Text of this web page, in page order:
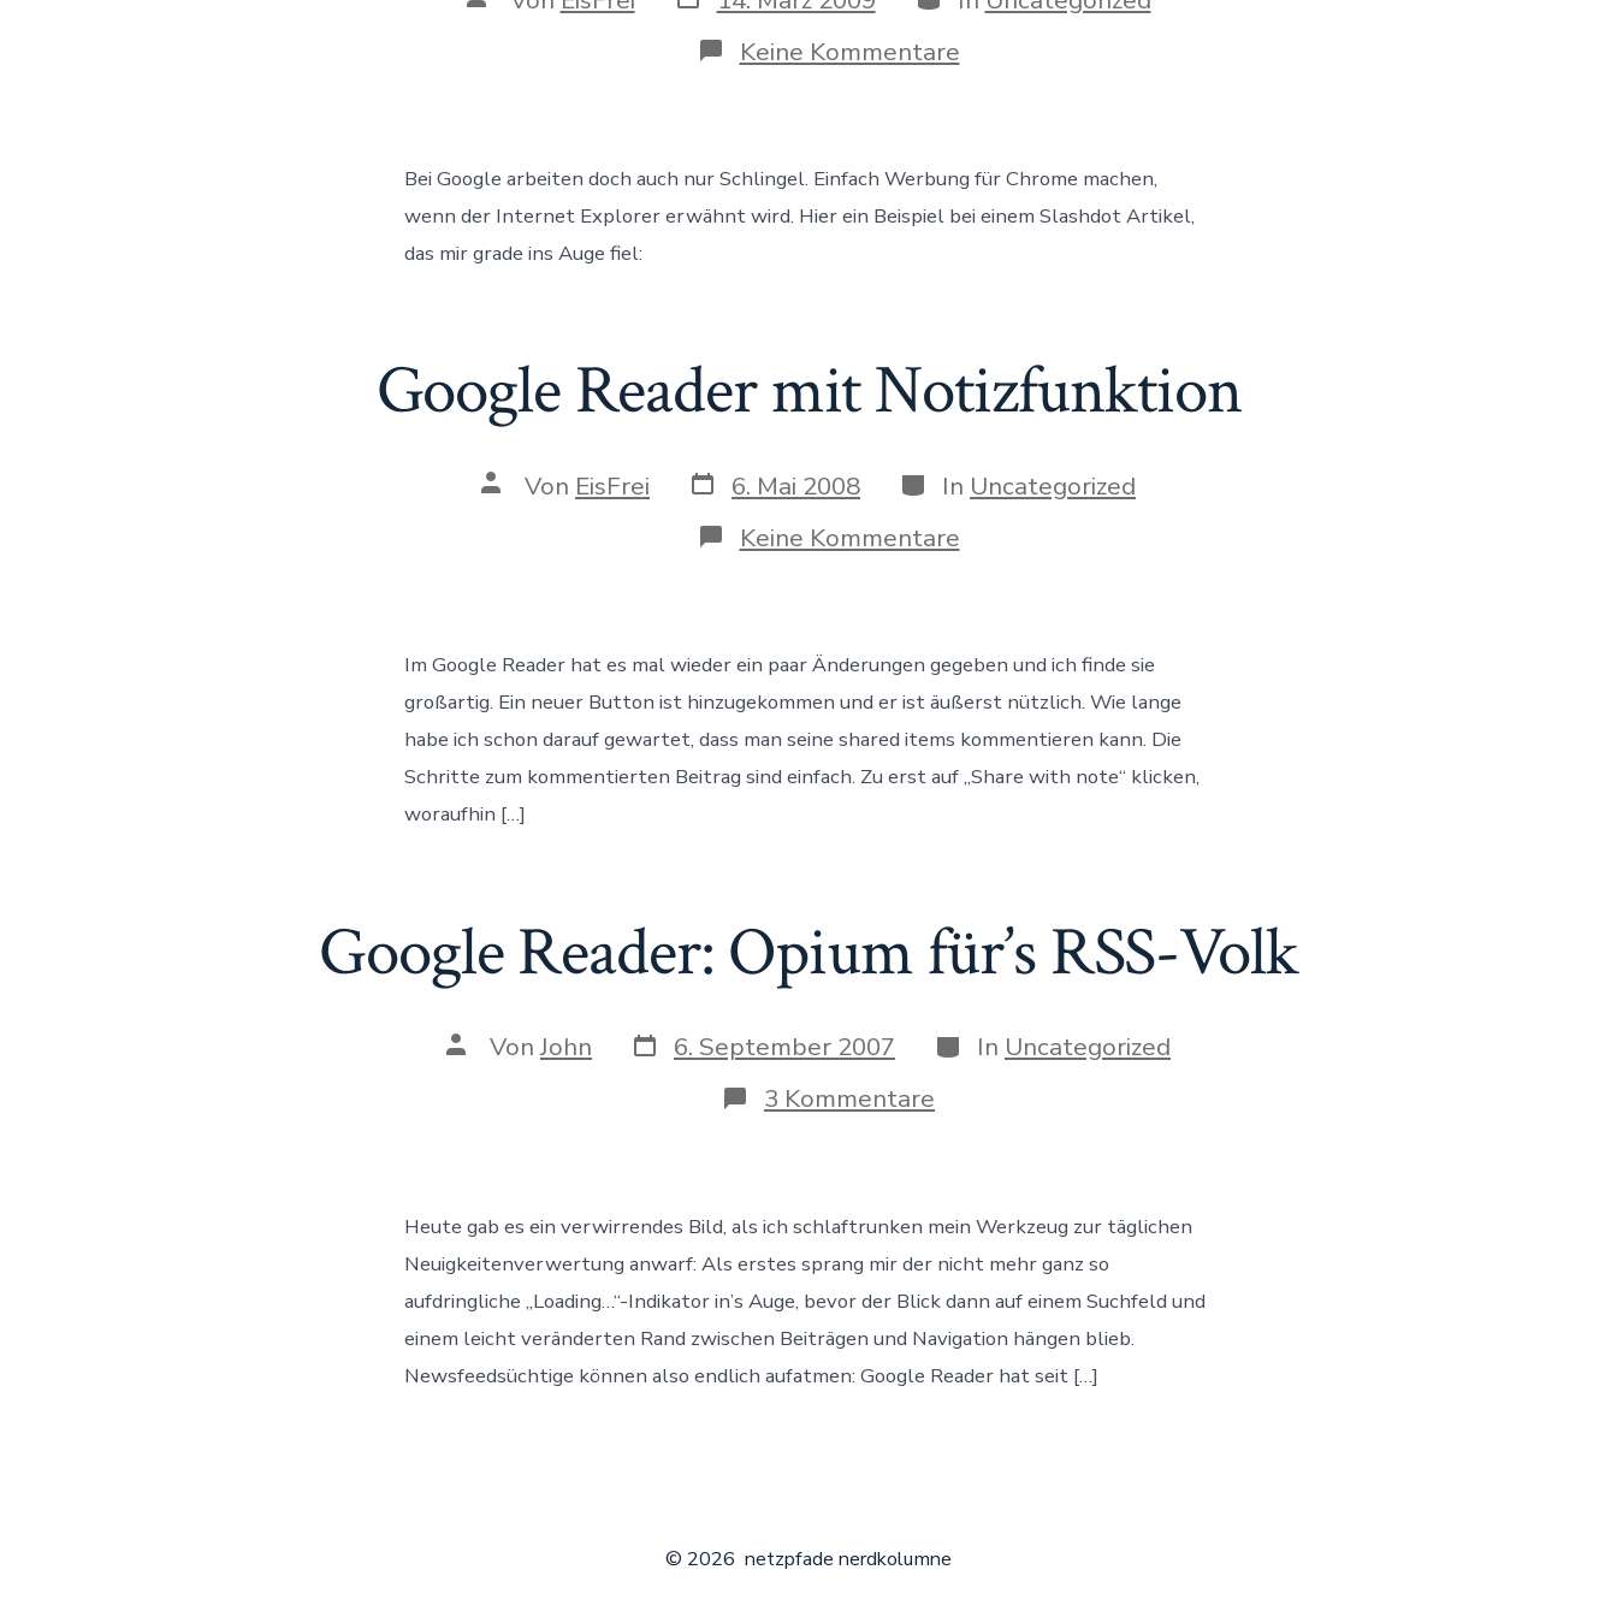
des
BeitragsKeine Kommentarezu
Greader
Chrome
in
IE8
Bei Google arbeiten doch auch nur Schlingel. Einfach Werbung für Chrome machen,
wenn der Internet Explorer erwähnt wird. Hier ein Beispiel bei einem Slashdot Artikel,
das mir grade ins Auge fiel:
Google Reader mit Notizfunktion
AutorVon EisFrei Datum
des
Beitrags
6. Mai 2008 Kategorien
In Uncategorized
Keine Kommentarezu
Google
Im Google Reader hat es mal wieder ein paar Änderungen gegeben und ich finde sie
großartig. Ein neuer Button ist hinzugekommen und er ist äußerst nützlich. Wie lange
habe ich schon darauf gewartet, dass man seine shared items kommentieren kann. Die
Schritte zum kommentierten Beitrag sind einfach. Zu erst auf „Share with note“ klicken,
woraufhin […]
Google Reader: Opium für’s RSS-Volk
AutorVonJohn Datum
des
Beitrags
6. September 2007 Kategorien
In Uncategorized
3 Kommentare
Google
RSS-
Volk
Heute gab es ein verwirrendes Bild, als ich schlaftrunken mein Werkzeug zur täglichen
Neuigkeitenverwertung anwarf: Als erstes sprang mir der nicht mehr ganz so
aufdringliche „Loading…“-Indikator in’s Auge, bevor der Blick dann auf einem Suchfeld und
einem leicht veränderten Rand zwischen Beiträgen und Navigation hängen blieb.
Newsfeedsüchtige können also endlich aufatmen: Google Reader hat seit […]
© 2026 netzpfade nerdkolumne